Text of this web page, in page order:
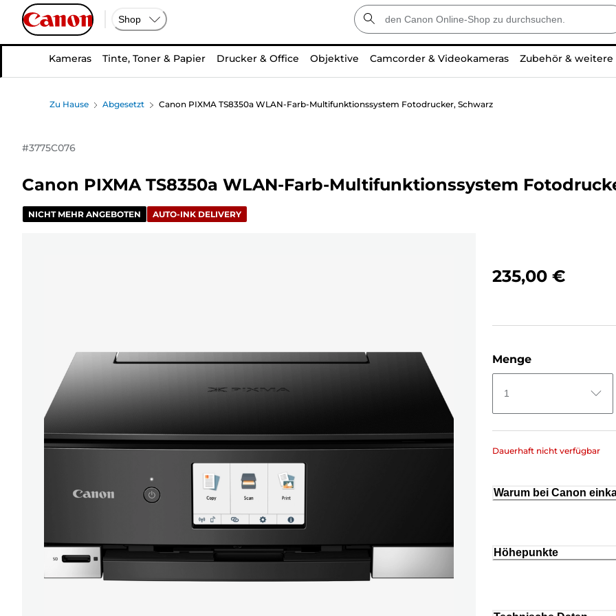
Shop
Kameras Tinte, Toner & Papier Drucker & Office Objektive Camcorder & Videokameras Zubehör &
Zu Hause Abgesetzt Canon PIXMA TS8350a WLAN-Farb-Multifunktionssystem Fotodrucker, Schwarz
#3775C076
Canon PIXMA TS8350a WLAN-Farb-Multifunktionssystem
NICHT MEHR ANGEBOTEN AUTO-INK DELIVERY
235,00 €
Menge
1
Dauerhaft nicht verfügbar
Warum bei Canon
Höhepunkte